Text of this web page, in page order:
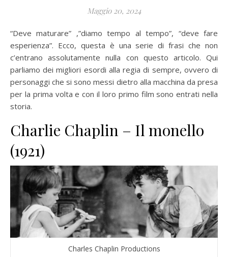
Maggio 20, 2024
“Deve maturare” ,”diamo tempo al tempo”, “deve fare
esperienza”. Ecco, questa è una serie di frasi che non
c’entrano assolutamente nulla con questo articolo. Qui
parliamo dei migliori esordi alla regia di sempre, ovvero di
personaggi che si sono messi dietro alla macchina da presa
per la prima volta e con il loro primo film sono entrati nella
storia.
Charlie Chaplin – Il monello
(1921)
Charles Chaplin Productions